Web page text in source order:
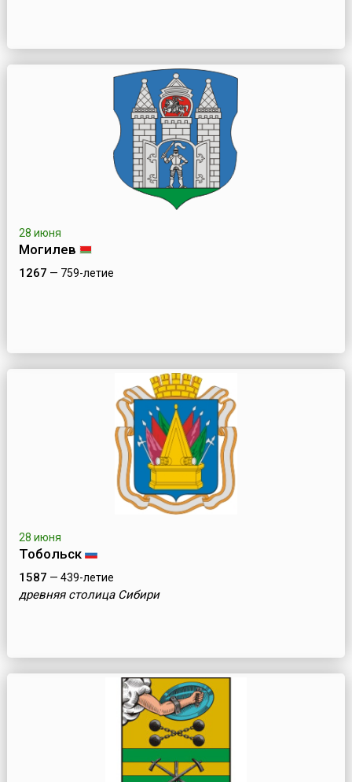
28 июня
Могилев
1267 — 759-летие
28 июня
Тобольск
1587 — 439-летие
древняя столица Сибири